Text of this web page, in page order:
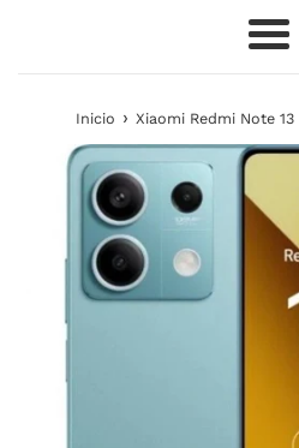
Más
Inicio › Xiaomi Redmi Note